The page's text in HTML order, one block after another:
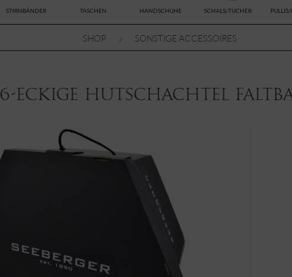
STIRNBÄNDER TASCHEN HANDSCHUHE SCHALS/TÜCHER
SHOP SONSTIGE ACCESSOIRES
6-eckige Hutschachtel